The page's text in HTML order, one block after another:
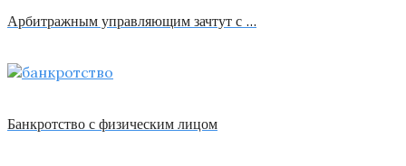
Арбитражным управляющим зачтут с …
Банкротство с физическим лицом